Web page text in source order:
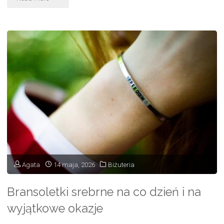
godzinach
–
kiedy
spodnie
robocze
sens"
Agata 14 maja, 2026 Biżuteria
Bransoletki srebrne na co dzień i na
wyjątkowe okazje